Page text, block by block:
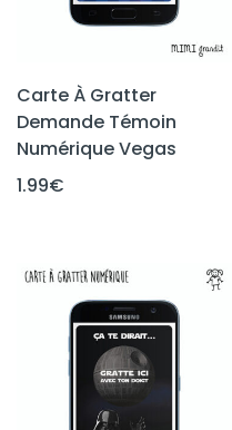
Carte À Gratter
Demande Témoin
Numérique Vegas
1.99€